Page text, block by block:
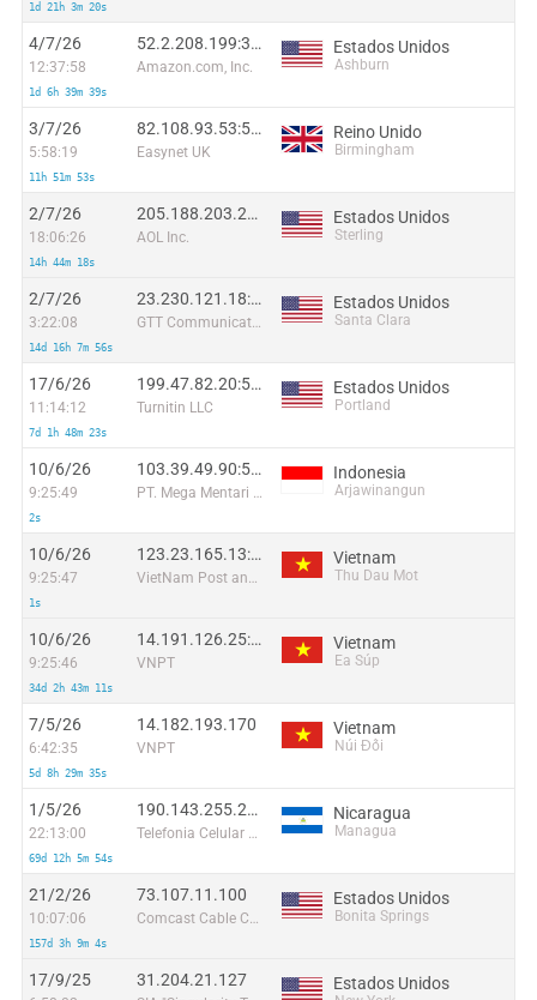
1d 21h 3m 20s
4/7/26
12:37:58
1d 6h 39m 39s
52.2.208.199:38556
Amazon.com, Inc.
Estados Unidos
Ashburn
3/7/26
5:58:19
11h 51m 53s
82.108.93.53:59990
Easynet UK
Reino Unido
Birmingham
2/7/26
18:06:26
14h 44m 18s
205.188.203.25:17316
AOL Inc.
Estados Unidos
Sterling
2/7/26
3:22:08
14d 16h 7m 56s
23.230.121.18:61712
GTT Communications Inc.
Estados Unidos
Santa Clara
17/6/26
11:14:12
7d 1h 48m 23s
199.47.82.20:51374
Turnitin LLC
Estados Unidos
Portland
10/6/26
9:25:49
2s
103.39.49.90:59174
PT. Mega Mentari Mandiri
Indonesia
Arjawinangun
10/6/26
9:25:47
1s
123.23.165.13:33831
VietNam Post and Telecom Corporation
Vietnam
Thu Dau Mot
10/6/26
9:25:46
34d 2h 43m 11s
14.191.126.25:10668
VNPT
Vietnam
Ea Súp
7/5/26
6:42:35
5d 8h 29m 35s
14.182.193.170
VNPT
Vietnam
Núi Đối
1/5/26
22:13:00
69d 12h 5m 54s
190.143.255.225
Telefonia Celular de Nicaragua SA.
Nicaragua
Managua
21/2/26
10:07:06
157d 3h 9m 4s
73.107.11.100
Comcast Cable Communications, LLC
Estados Unidos
Bonita Springs
17/9/25 31.204.21.127 Estados Unidos